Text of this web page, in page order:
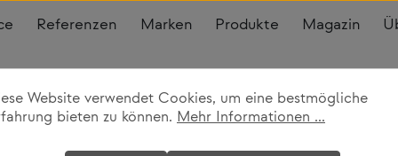
Referenzen Marken Produkte Magazin
Website verwendet Cookies, um eine bestmögliche
bieten zu können. Mehr Informationen ...